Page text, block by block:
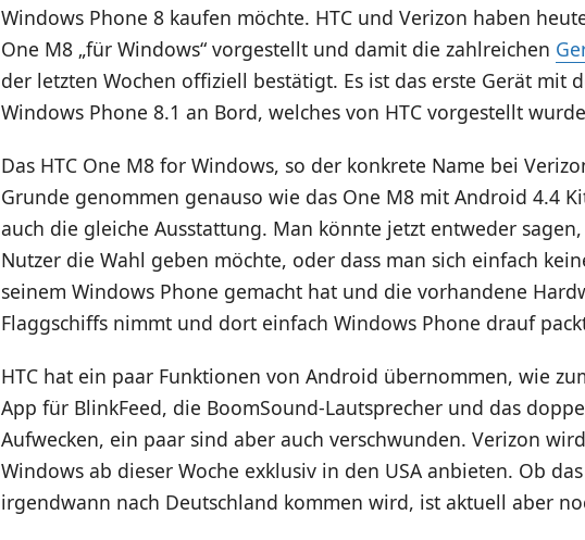
Windows Phone 8 kaufen möchte. HTC und Verizon haben
One M8 „für Windows“ vorgestellt und damit die zahlreichen
der letzten Wochen offiziell bestätigt. Es ist das erste Gerät mit
Windows Phone 8.1 an Bord, welches von HTC vorgestellt
Das HTC One M8 for Windows, so der konkrete Name bei
Grunde genommen genauso wie das One M8 mit Android 4.4
auch die gleiche Ausstattung. Man könnte jetzt entweder sagen,
Nutzer die Wahl geben möchte, oder dass man sich einfach
seinem Windows Phone gemacht hat und die vorhandene
Flaggschiffs nimmt und dort einfach Windows Phone drauf
HTC hat ein paar Funktionen von Android übernommen, wie
App für BlinkFeed, die BoomSound-Lautsprecher und das
Aufwecken, ein paar sind aber auch verschwunden. Verizon
Windows ab dieser Woche exklusiv in den USA anbieten. Ob
irgendwann nach Deutschland kommen wird, ist aktuell aber